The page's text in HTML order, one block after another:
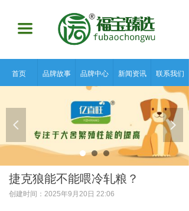
끀
넳 넲
首页 品牌故事 品牌中心 新闻资讯 联系我们
捷克狼能不能喂冷轧粮？
创建时间： 2025年9月20日 22:06